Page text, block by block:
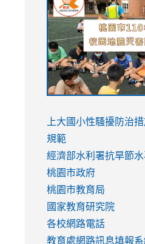
https://
https://
usp=sharing
https://youtu.be/
8M
https://
usp=sharing
to
https://
v=hC_gdZndU9s
to
https://
v=hC_gdZndU9s
link
to
https://
v=mfpNykQ0g4M
上大國小性騷擾防治
規範
經濟部水利署抗旱節水
桃園市政府
桃園市教育局
國家教育研究院
各校網路電話
教育處網路訊息填報